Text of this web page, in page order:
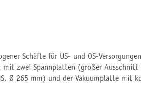
Schäfte für US- und OS-
mit zwei Spannplatten (großer
Ø 265 mm) und der Vakuumplatte mit